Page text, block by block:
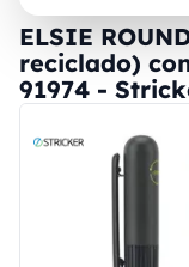
ELSIE
reciclado)
91974 -